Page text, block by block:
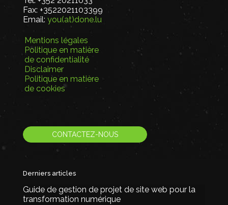
Fax: +3522021103399
Email: you(at)done.lu
Mentions légales
Politique en matière
de confidentialité
Disclaimer
Politique en matière
de cookies
CONTACTEZ-NOUS
Derniers articles
Guide de gestion de projet de site web pour la
transformation numérique